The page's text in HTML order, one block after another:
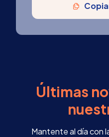
Últimas
Mantente al día con